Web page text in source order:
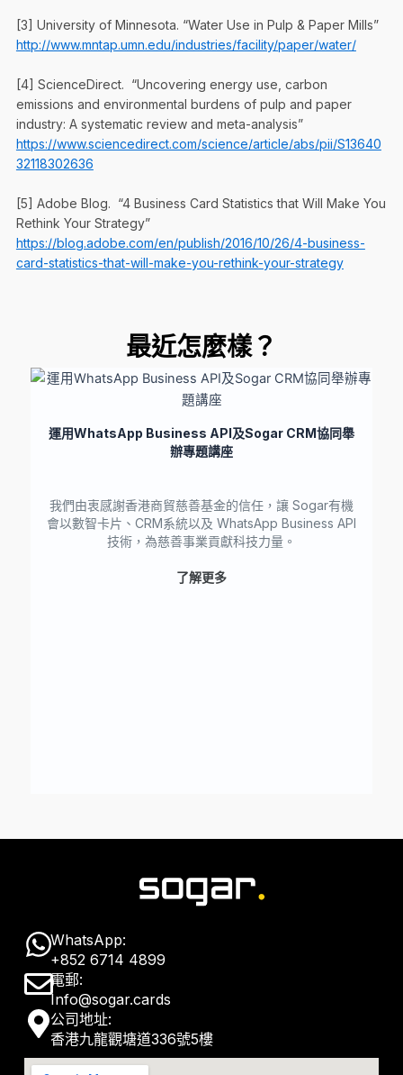
[3] University of Minnesota. “Water Use in Pulp & Paper Mills”
http://www.mntap.umn.edu/industries/facility/paper/water/
[4] ScienceDirect. “Uncovering energy use, carbon
emissions and environmental burdens of pulp and paper
industry: A systematic review and meta-analysis”
https://www.sciencedirect.com/science/article/abs/pii/S13640
32118302636
[5] Adobe Blog. “4 Business Card Statistics that Will Make You
Rethink Your Strategy”
https://blog.adobe.com/en/publish/2016/10/26/4-business-
card-statistics-that-will-make-you-rethink-your-strategy
最近怎麼樣？
運用WhatsApp Business API及Sogar CRM協同舉
辦專題講座
我們由衷感謝香港商貿慈善基金的信任，讓 Sogar有機
會以數智卡片、CRM系統以及 WhatsApp Business API
技術，為慈善事業貢獻科技力量。
了解更多
W
h
a
t
s
WhatsApp:
+852 6714 4899
E
n
v
電郵:
Info@sogar.cards
M
a
公司地址:
香港九龍觀塘道336號5樓